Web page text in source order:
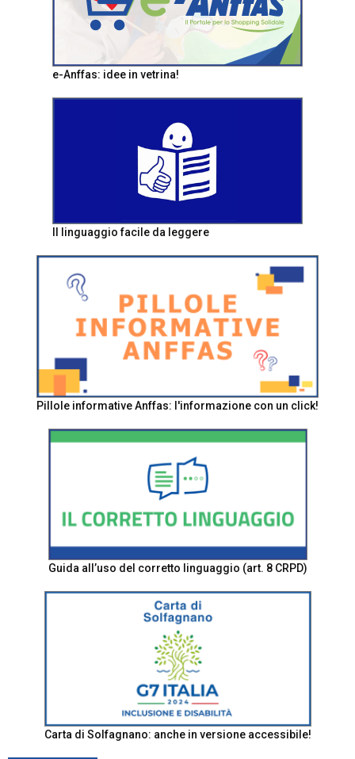
e-Anffas: idee in vetrina!
Il linguaggio facile da leggere
Pillole informative Anffas: l'informazione con un click!
Guida all’uso del corretto linguaggio (art. 8 CRPD)
Carta di Solfagnano: anche in versione accessibile!